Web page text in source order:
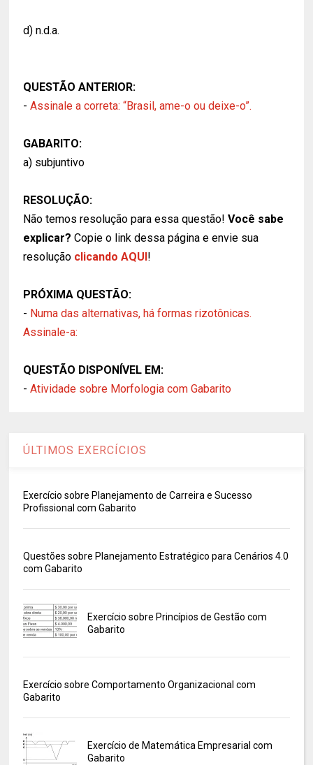
d) n.d.a.
QUESTÃO ANTERIOR:
-Assinale a correta: “Brasil, ame-o ou deixe-o”.
GABARITO:
a) subjuntivo
RESOLUÇÃO:
Não temos resolução para essa questão!Você sabe
explicar? Copie o link dessa página e envie sua
resolução clicando AQUI!
PRÓXIMA QUESTÃO:
- Numa das alternativas, há formas rizotônicas.
Assinale-a:
QUESTÃO DISPONÍVEL EM:
-Atividade sobre Morfologia com Gabarito
ÚLTIMOS EXERCÍCIOS
Exercício sobre Planejamento de Carreira e Sucesso
Profissional com Gabarito
Questões sobre Planejamento Estratégico para Cenários 4.0
com Gabarito
Exercício sobre Princípios de Gestão com
Gabarito
Exercício sobre Comportamento Organizacional com
Gabarito
Exercício de Matemática Empresarial com
Gabarito